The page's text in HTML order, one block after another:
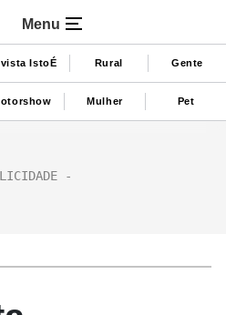
Menu
IstoÉ Rural Gente
Mulher Pet